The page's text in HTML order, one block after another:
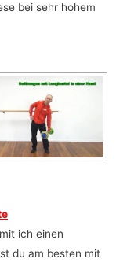
bei sehr hohem
ich einen
du am besten mit